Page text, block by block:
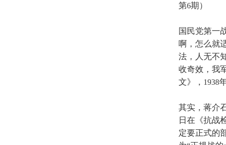
第6期）
国民党第一
啊，怎么就
法，人无不
收奇效，我
文》， 1938
其实，蒋介
日在《抗战
定要正式的